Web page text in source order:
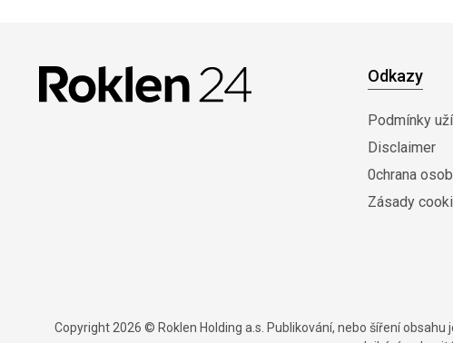
Odkazy
Podmínky
Disclaimer
0chrana
Zásady
Copyright 2026 © Roklen Holding a.s. Publikování, nebo šíření